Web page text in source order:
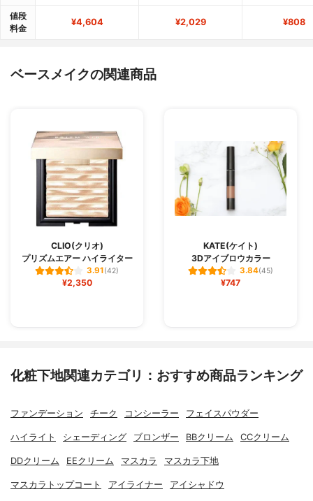
値段
料金
¥4,604 ¥2,029 ¥808
ベースメイクの関連商品
CLIO(クリオ)
プリズムエアー ハイライター
3.91(42)
¥2,350
KATE(ケイト)
3Dアイブロウカラー
3.84(45)
¥747
化粧下地関連カテゴリ：おすすめ商品ランキング
ファンデーション チーク コンシーラー フェイスパウダー
ハイライト シェーディング ブロンザー BBクリーム CCクリーム
DDクリーム EEクリーム マスカラ マスカラ下地
マスカラトップコート アイライナー アイシャドウ